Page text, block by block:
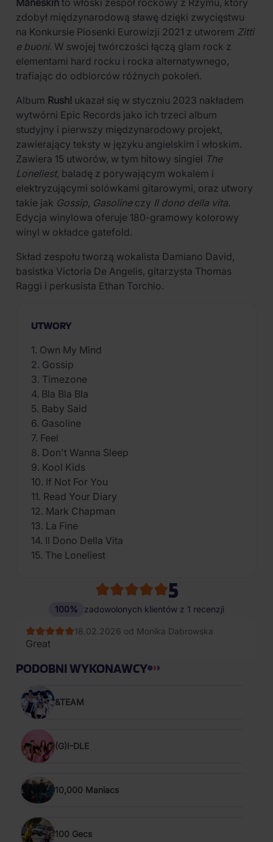
Måneskin to włoski zespół rockowy z Rzymu, który
zdobył międzynarodową sławę dzięki zwycięstwu
na Konkursie Piosenki Eurowizji 2021 z utworem Zitti
e buoni. W swojej twórczości łączą glam rock z
elementami hard rocku i rocka alternatywnego,
trafiając do odbiorców różnych pokoleń.
Album Rush! ukazał się w styczniu 2023 nakładem
wytwórni Epic Records jako ich trzeci album
studyjny i pierwszy międzynarodowy projekt,
zawierający teksty w języku angielskim i włoskim.
Zawiera 15 utworów, w tym hitowy singiel The
Loneliest, baladę z porywającym wokalem i
elektryzującymi solówkami gitarowymi, oraz utwory
takie jak Gossip, Gasolineczy Il dono della vita.
Edycja winylowa oferuje 180-gramowy kolorowy
winyl w okładce gatefold.
Skład zespołu tworzą wokalista Damiano David,
basistka Victoria De Angelis, gitarzysta Thomas
Raggi i perkusista Ethan Torchio.
UTWORY
1. Own My Mind
2. Gossip
3. Timezone
4. Bla Bla Bla
5. Baby Said
6. Gasoline
7. Feel
8. Don't Wanna Sleep
9. Kool Kids
10. If Not For You
11. Read Your Diary
12. Mark Chapman
13. La Fine
14. Il Dono Della Vita
15. The Loneliest
5
100% zadowolonych klientów z 1 recenzji
18.02.2026 od Monika Dabrowska
Great
PODOBNI WYKONAWCY
&TEAM
(G)I-DLE
10,000 Maniacs
100 Gecs